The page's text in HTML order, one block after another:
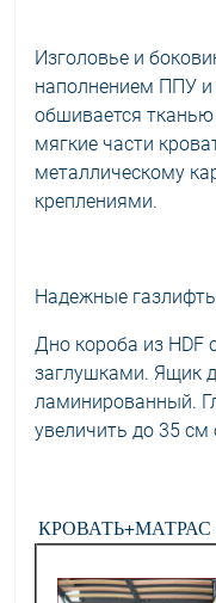
Изголовье и
наполнением ППУ и
обшивается
мягкие части
металлическому
креплениями.
Надежные
Дно короба из HDF
заглушками. Ящик
ламинированный.
увеличить до 35 см
КРОВАТЬ+МАТРАС =